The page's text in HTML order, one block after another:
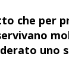
che per
uno